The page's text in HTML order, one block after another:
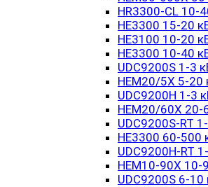
HR3300-CL 10-
HE3300 15-20
HE3100 10-20
HE3300 10-40
UDC9200S 1-3
HEM20/5X 5-20
UDC9200H 1-3
HEM20/60X 20-
UDC9200S-RT
HE3300 60-500
UDC9200H-RT
HEM10-90X 10-
UDC9200S 6-10